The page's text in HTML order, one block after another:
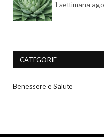
1 settimana ago
CATEGORIE
Benessere e Salute